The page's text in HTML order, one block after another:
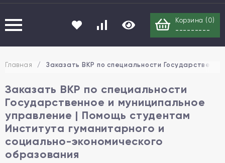
Корзина ( 0)
---------
Главная / Заказать ВКР по специальности
Заказать ВКР по специальности
Государственное и муниципальное
управление | Помощь студентам
Института гуманитарного и
социально-экономического
образования